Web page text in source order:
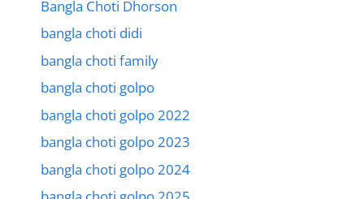
Bangla Choti Dhorson
bangla choti didi
bangla choti family
bangla choti golpo
bangla choti golpo 2022
bangla choti golpo 2023
bangla choti golpo 2024